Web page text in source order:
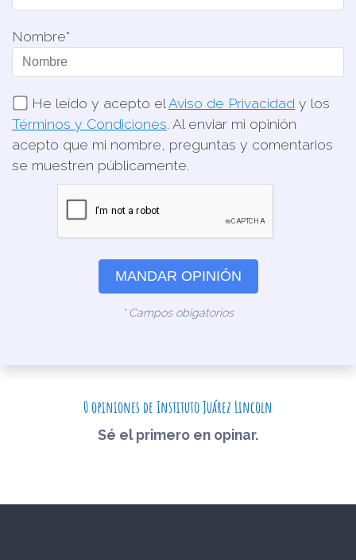
Nombre*
He leído y acepto elAviso de Privacidad y los
Términos y Condiciones. Al enviar mi opinión
acepto que mi nombre, preguntas y comentarios
se muestren públicamente.
MANDAR OPINIÓN
* Campos obigatorios
0 opiniones de Instituto Juárez Lincoln
Sé el primero en opinar.